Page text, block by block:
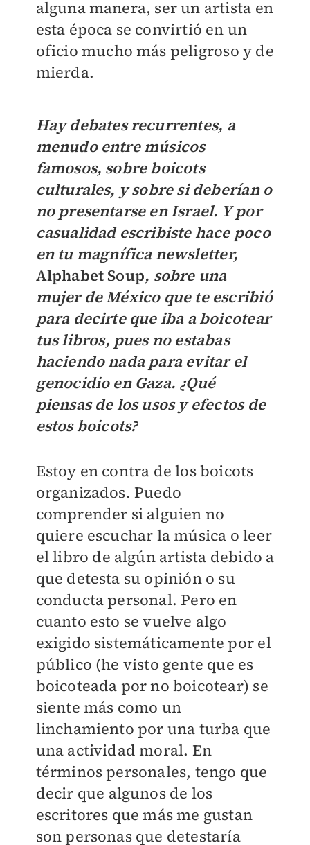
alguna manera, ser un artista en
esta época se convirtió en un
oficio mucho más peligroso y de
mierda.
Hay debates recurrentes, a
menudo entre músicos
famosos, sobre boicots
culturales, y sobre si deberían o
no presentarse en Israel. Y por
casualidad escribiste hace poco
en tu magnífica newsletter,
Alphabet Soup, sobre una
mujer de México que te escribió
para decirte que iba a boicotear
tus libros, pues no estabas
haciendo nada para evitar el
genocidio en Gaza. ¿Qué
piensas de los usos y efectos de
estos boicots?
Estoy en contra de los boicots
organizados. Puedo
comprender si alguien no
quiere escuchar la música o leer
el libro de algún artista debido a
que detesta su opinión o su
conducta personal. Pero en
cuanto esto se vuelve algo
exigido sistemáticamente por el
público (he visto gente que es
boicoteada por no boicotear) se
siente más como un
linchamiento por una turba que
una actividad moral. En
términos personales, tengo que
decir que algunos de los
escritores que más me gustan
son personas que detestaría